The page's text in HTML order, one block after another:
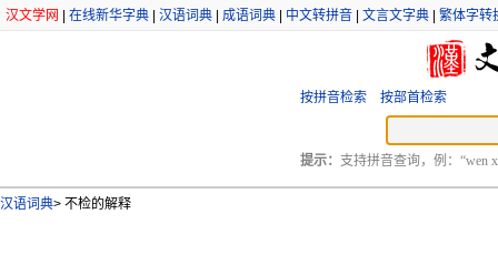
汉文学网 在线新华字典 汉语词典 成语词典 中文转拼音 文言文字典 繁体字转
按拼音检索 按部首检索
提示： 支持拼音查询，例：“wen
汉语词典> 不检的解释